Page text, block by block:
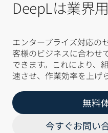
DeepLは業界
エンタープライズ対応の
客様のビジネスに合わせ
できます。これにより、
速させ、作業効率を上げ
無料
今すぐお問い